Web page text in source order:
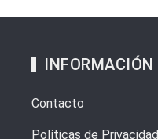
INFORMACIÓN
Contacto
Políticas de Privacidad